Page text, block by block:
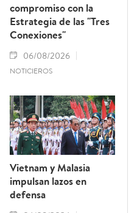
compromiso con la
Estrategia de las "Tres
Conexiones"
06/08/2026
NOTICIEROS
Vietnam y Malasia
impulsan lazos en
defensa